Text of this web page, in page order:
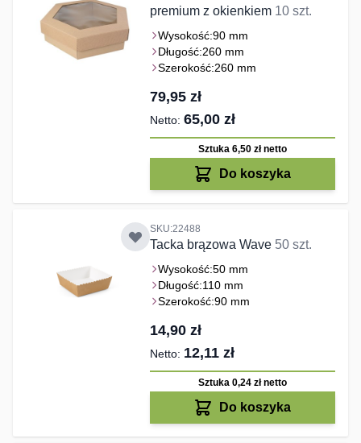
premium z okienkiem 10 szt.
Wysokość:90 mm
Długość:260 mm
Szerokość:260 mm
79,95 zł
65,00 zł
Sztuka 6,50 złnetto
Do koszyka
SKU:22488
Tacka brązowa Wave 50 szt.
Wysokość:50 mm
Długość:110 mm
Szerokość:90 mm
14,90 zł
12,11 zł
Sztuka 0,24 złnetto
Do koszyka